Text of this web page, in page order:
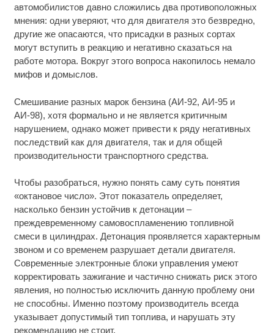
автомобилистов давно сложились два противоположных
мнения: одни уверяют, что для двигателя это безвредно,
другие же опасаются, что присадки в разных сортах
могут вступить в реакцию и негативно сказаться на
работе мотора. Вокруг этого вопроса накопилось немало
мифов и домыслов.
Смешивание разных марок бензина (АИ-92, АИ-95 и
АИ-98), хотя формально и не является критичным
нарушением, однако может привести к ряду негативных
последствий как для двигателя, так и для общей
производительности транспортного средства.
Чтобы разобраться, нужно понять саму суть понятия
«октановое число». Этот показатель определяет,
насколько бензин устойчив к детонации –
преждевременному самовоспламенению топливной
смеси в цилиндрах. Детонация проявляется характерным
звоном и со временем разрушает детали двигателя.
Современные электронные блоки управления умеют
корректировать зажигание и частично снижать риск этого
явления, но полностью исключить данную проблему они
не способны. Именно поэтому производитель всегда
указывает допустимый тип топлива, и нарушать эту
рекомендацию не стоит.
i
"Потеряли стыд в погоне за "Диором":
Поплавская вмазала семейке Плющенко
Под Тверью на поле во время работы сгорел
трактор